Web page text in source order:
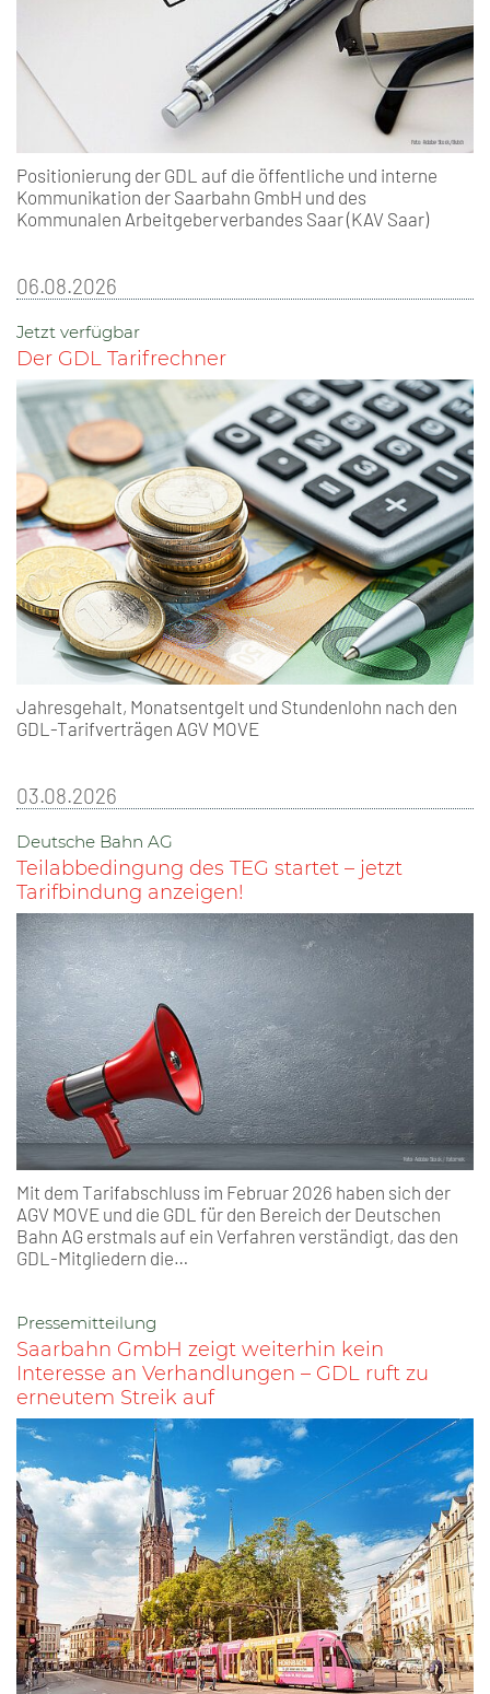
Positionierung der GDL auf die öffentliche und interne
Kommunikation der Saarbahn GmbH und des
Kommunalen Arbeitgeberverbandes Saar (KAV Saar)
06.08.2026
Jetzt verfügbar
Der GDL Tarifrechner
Jahresgehalt, Monatsentgelt und Stundenlohn nach den
GDL-Tarifverträgen AGV MOVE
03.08.2026
Deutsche Bahn AG
Teilabbedingung des TEG startet – jetzt
Tarifbindung anzeigen!
Mit dem Tarifabschluss im Februar 2026 haben sich der
AGV MOVE und die GDL für den Bereich der Deutschen
Bahn AG erstmals auf ein Verfahren verständigt, das den
GDL-Mitgliedern die…
Pressemitteilung
Saarbahn GmbH zeigt weiterhin kein
Interesse an Verhandlungen – GDL ruft zu
erneutem Streik auf